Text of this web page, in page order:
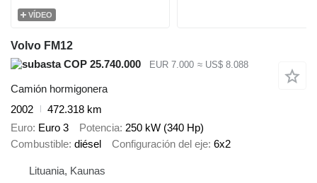
VÍDEO
Volvo FM12
COP 25.740.000
EUR 7.000 ≈ US$ 8.088
Camión hormigonera
2002
472.318 km
Euro Euro 3 Potencia 250 kW (340 Hp)
Combustible diésel Configuración del eje 6x2
Lituania, Kaunas